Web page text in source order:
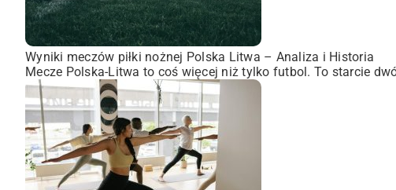
Wyniki meczów piłki nożnej Polska Litwa – Analiza i Historia
Mecze Polska-Litwa to coś więcej niż tylko futbol. To starcie